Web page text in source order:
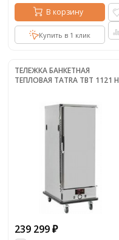
В корзину
Купить в 1 клик
ТЕЛЕЖКА БАНКЕТНАЯ
ТЕПЛОВАЯ TATRA TBT 1121 H
239 299 ₽